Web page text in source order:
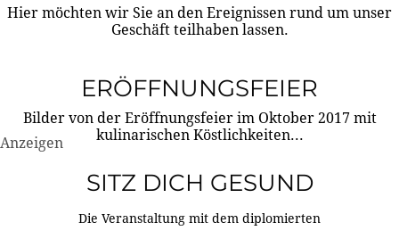
Hier möchten wir Sie an den Ereignissen rund um unser
Geschäft teilhaben lassen.
ERÖFFNUNGSFEIER
Bilder von der Eröffnungsfeier im Oktober 2017 mit
kulinarischen Köstlichkeiten...
Anzeigen
SITZ DICH GESUND
Die Veranstaltung mit dem diplomierten